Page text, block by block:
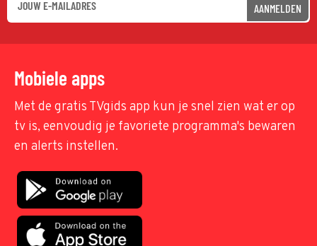
AANMELDEN
Mobiele apps
Met de gratis TVgids app kun je snel zien wat er op
tv is, eenvoudig je favoriete programma's bewaren
en alerts instellen.